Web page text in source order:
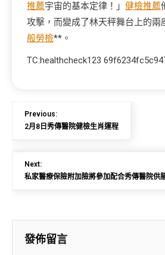
推薦宇宙的基本定律！」 健檢推薦
攻擊，而變成了林天秤舞台上的兩
般勞檢**。
TC:healthcheck123
Previous:
2月8日秀傳醫院健檢生肖運程
Next:
私家醫療保險附加險將參加配合秀傳醫院供
發佈留言